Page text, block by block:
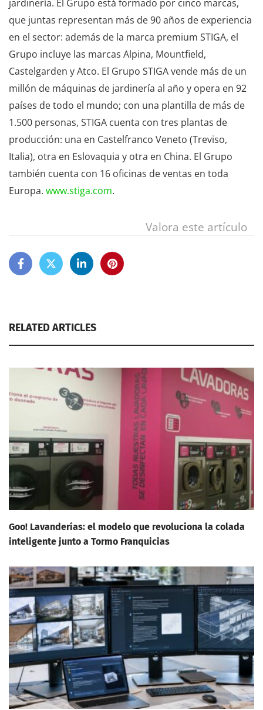
jardinería. El Grupo está formado por cinco marcas,
que juntas representan más de 90 años de experiencia
en el sector: además de la marca premium STIGA, el
Grupo incluye las marcas Alpina, Mountfield,
Castelgarden y Atco. El Grupo STIGA vende más de un
millón de máquinas de jardinería al año y opera en 92
países de todo el mundo; con una plantilla de más de
1.500 personas, STIGA cuenta con tres plantas de
producción: una en Castelfranco Veneto (Treviso,
Italia), otra en Eslovaquia y otra en China. El Grupo
también cuenta con 16 oficinas de ventas en toda
Europa. www.stiga.com.
Valora este artículo
RELATED ARTICLES
Goo! Lavanderías: el modelo que revoluciona la colada
inteligente junto a Tormo Franquicias